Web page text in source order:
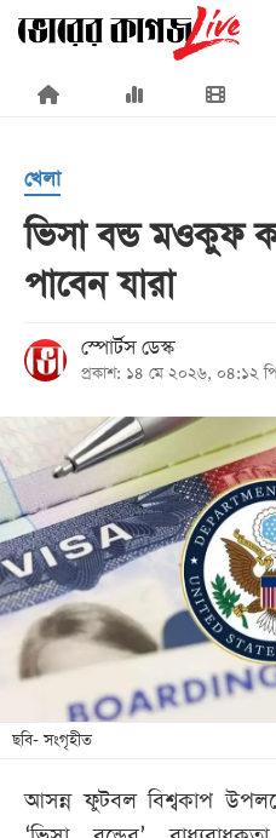
×
প্রচ্ছদ
জাতীয়
রাজনীতি
অর্থনীতি
আন্তর্জাতিক
সারাদেশ
খেলা
বিনোদন
স্টাইল
শিক্ষা
সব
খেলা
ভিসা বন্ড মওকুফ
পাবেন যারা
স্পোর্টস ডেস্ক
প্রকাশ: ১৪ মে ২০২৬, ০৪:১২
ছবি- সংগৃহীত
আসন্ন ফুটবল বিশ্বকাপ